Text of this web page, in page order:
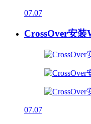
07.07
CrossOver安
07.07